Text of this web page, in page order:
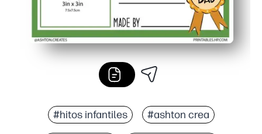
#hitos infantiles #ashton crea